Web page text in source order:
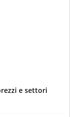
e settori